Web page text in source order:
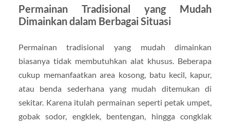
Permainan Tradisional yang Mudah
Dimainkan dalam Berbagai Situasi
Permainan tradisional yang mudah dimainkan
biasanya tidak membutuhkan alat khusus. Beberapa
cukup memanfaatkan area kosong, batu kecil, kapur,
atau benda sederhana yang mudah ditemukan di
sekitar. Karena itulah permainan seperti petak umpet,
gobak sodor, engklek, bentengan, hingga congklak